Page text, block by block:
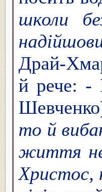
школи
Драй-
й рече: -
то й
життя
Христос,